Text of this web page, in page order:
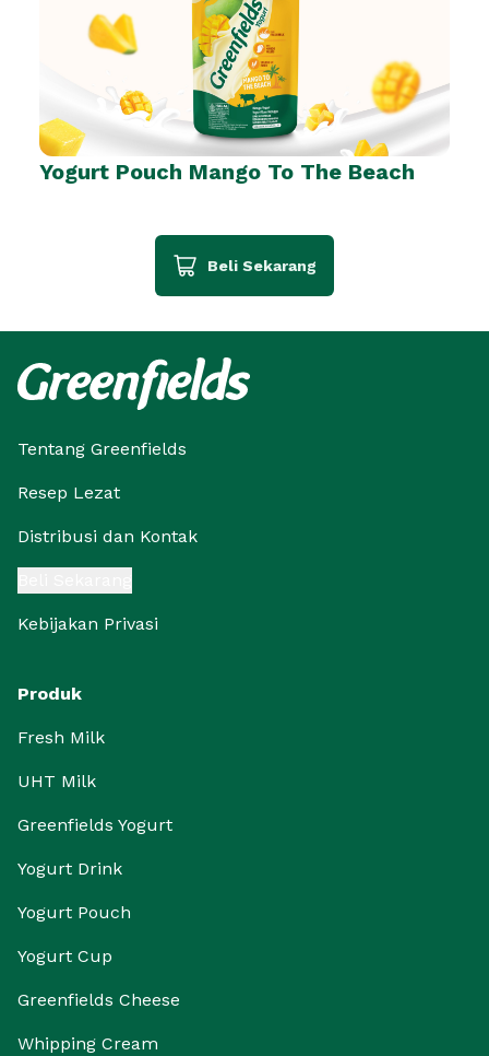
Yogurt Pouch Mango To The Beach
Beli Sekarang
Tentang Greenfields
Resep Lezat
Distribusi dan Kontak
Kebijakan Privasi
Produk
Fresh Milk
UHT Milk
Greenfields Yogurt
Yogurt Drink
Yogurt Pouch
Yogurt Cup
Greenfields Cheese
Whipping Cream